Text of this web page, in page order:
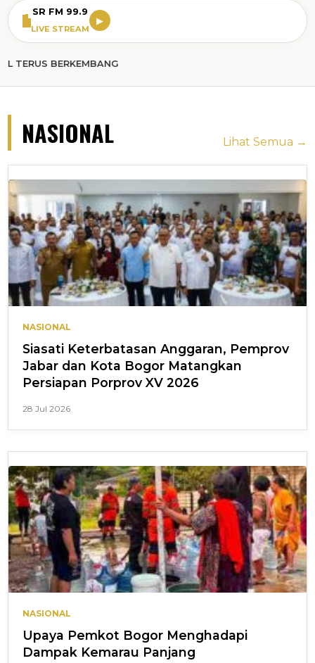
SR FM 99.9
LIVE STREAM
▶
NASIONAL Lihat Semua →
NASIONAL
Siasati Keterbatasan Anggaran, Pemprov
Jabar dan Kota Bogor Matangkan
Persiapan Porprov XV 2026
28 Jul 2026
NASIONAL
Upaya Pemkot Bogor Menghadapi
Dampak Kemarau Panjang